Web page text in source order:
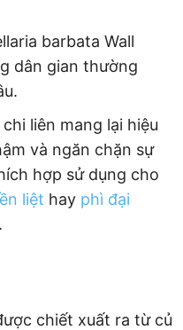
barbata Wall
dân gian thường
liên mang lại hiệu
và ngăn chặn sự
hợp sử dụng cho
liệt hay phì đại
chiết xuất ra từ củ